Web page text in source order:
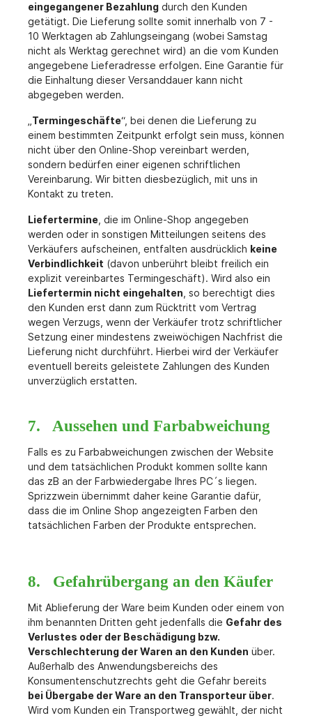
eingegangener Bezahlung durch den Kunden
getätigt. Die Lieferung sollte somit innerhalb von 7 -
10 Werktagen ab Zahlungseingang (wobei Samstag
nicht als Werktag gerechnet wird) an die vom Kunden
angegebene Lieferadresse erfolgen. Eine Garantie für
die Einhaltung dieser Versanddauer kann nicht
abgegeben werden.
Termingeschäfte“, bei denen die Lieferung zu
einem bestimmten Zeitpunkt erfolgt sein muss, können
nicht über den Online-Shop vereinbart werden,
sondern bedürfen einer eigenen schriftlichen
Vereinbarung. Wir bitten diesbezüglich, mit uns in
Kontakt zu treten.
Liefertermine , die im Online-Shop angegeben
werden oder in sonstigen Mitteilungen seitens des
Verkäufers aufscheinen, entfalten ausdrücklich keine
Verbindlichkeit (davon unberührt bleibt freilich ein
explizit vereinbartes Termingeschäft). Wird also ein
Liefertermin nicht eingehalten , so berechtigt dies
den Kunden erst dann zum Rücktritt vom Vertrag
wegen Verzugs, wenn der Verkäufer trotz schriftlicher
Setzung einer mindestens zweiwöchigen Nachfrist die
Lieferung nicht durchführt. Hierbei wird der Verkäufer
eventuell bereits geleistete Zahlungen des Kunden
unverzüglich erstatten.
7. Aussehen und Farbabweichung
Falls es zu Farbabweichungen zwischen der Website
und dem tatsächlichen Produkt kommen sollte kann
das zB an der Farbwiedergabe Ihres PC´s liegen.
Sprizzwein übernimmt daher keine Garantie dafür,
dass die im Online Shop angezeigten Farben den
tatsächlichen Farben der Produkte entsprechen.
8. Gefahrübergang an den Käufer
Mit Ablieferung der Ware beim Kunden oder einem von
ihm benannten Dritten geht jedenfalls die Gefahr des
Verlustes oder der Beschädigung bzw.
Verschlechterung der Waren an den Kunden über.
Außerhalb des Anwendungsbereichs des
Konsumentenschutzrechts geht die Gefahr bereits
bei Übergabe der Ware an den Transporteur über.
Wird vom Kunden ein Transportweg gewählt, der nicht